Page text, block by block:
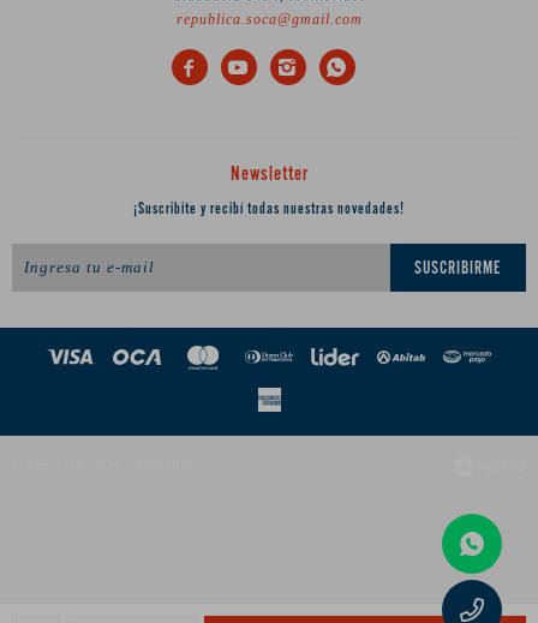
republica.soca@gmail.com
   
Newsletter
¡Suscribite y recibí todas nuestras novedades!
SUSCRIBIRME